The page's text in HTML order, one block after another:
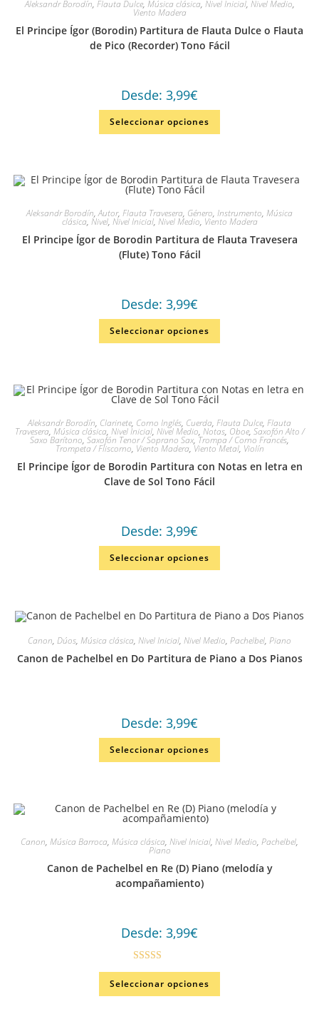
Aleksandr Borodín, Flauta Dulce, Música clásica, Nivel Inicial, Nivel Medio,
Viento Madera
El Principe Ígor (Borodin) Partitura de Flauta Dulce o Flauta
de Pico (Recorder) Tono Fácil
Desde: 3,99€
Seleccionar opciones
Aleksandr Borodín,Autor, Flauta Travesera, Género, Instrumento, Música
clásica, Nivel, Nivel Inicial, Nivel Medio, Viento Madera
El Principe Ígor de Borodin Partitura de Flauta Travesera
(Flute) Tono Fácil
Desde: 3,99€
Seleccionar opciones
Aleksandr Borodín, Clarinete, Corno Inglés, Cuerda, Flauta Dulce, Flauta
Travesera, Música clásica, Nivel Inicial, Nivel Medio, Notas, Oboe, Saxofón Alto /
Saxo Barítono, Saxofón Tenor / Soprano Sax, Trompa / Corno Francés,
Trompeta / Fliscorno, Viento Madera,Viento Metal, Violín
El Principe Ígor de Borodin Partitura con Notas en letra en
Clave de Sol Tono Fácil
Desde: 3,99€
Seleccionar opciones
Canon, Dúos, Música clásica, Nivel Inicial, Nivel Medio, Pachelbel, Piano
Canon de Pachelbel en Do Partitura de Piano a Dos Pianos
Desde: 3,99€
Seleccionar opciones
Canon, Música Barroca, Música clásica, Nivel Inicial, Nivel Medio, Pachelbel,
Piano
Canon de Pachelbel en Re (D) Piano (melodía y
acompañamiento)
Desde: 3,99€
Valorado en
5.00de 5
Seleccionar opciones